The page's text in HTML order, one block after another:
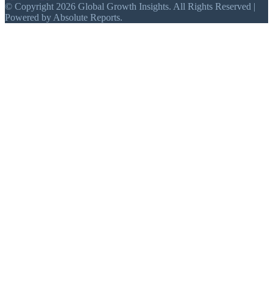
© Copyright 2026 Global Growth Insights. All Rights Reserved |
Powered by Absolute Reports.